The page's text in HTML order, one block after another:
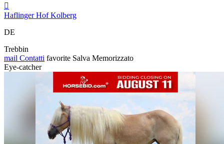

Haflinger Hof Kolberg
DE
Trebbin
mail Contatti favorite Salva Memorizzato
Eye-catcher